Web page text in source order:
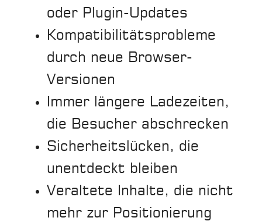
oder Plugin-Updates
Kompatibilitätsprobleme
durch neue Browser-
Versionen
Immer längere Ladezeiten,
die Besucher abschrecken
Sicherheitslücken, die
unentdeckt bleiben
Veraltete Inhalte, die nicht
mehr zur Positionierung